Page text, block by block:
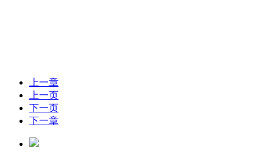
上一章
上一页
下一页
下一章